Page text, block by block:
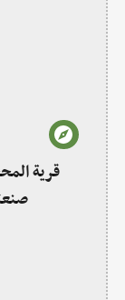
قرية